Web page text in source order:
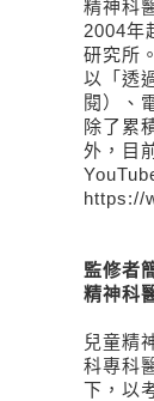
精神科
2004年
研究所。
以「透
閱）、
除了累
外，目
https://
監修者
精神科
兒童精
科專科
下，以